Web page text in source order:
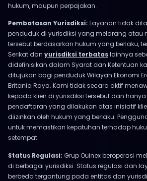
hukum, maupun perpajakan.
Pembatasan Yurisdiksi: Layanan tidak
penduduk di yurisdiksi yang melarang atau
tersebut berdasarkan hukum yang berlaku,
Serikat dan yurisdiksi terbataslainnya
didefinisikan dalam Syarat dan Ketentuan
ditujukan bagi penduduk Wilayah Ekonomi
Britania Raya. Kami tidak secara aktif
kepada klien di yurisdiksi tersebut dan
pendaftaran yang dilakukan atas inisiatif
diizinkan oleh hukum yang berlaku.
untuk memastikan kepatuhan terhadap
setempat.
Status Regulasi: Grup Ouinex beroperasi
di berbagai yurisdiksi. Status regulasi dan
berbeda tergantung pada entitas dan